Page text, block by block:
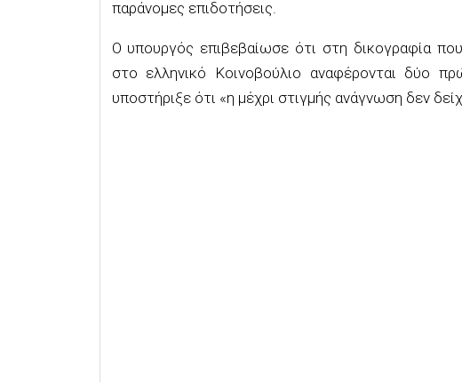
παράνομες επιδοτήσεις.
Ο υπουργός επιβεβαίωσε ότι στη δικογραφία
στο ελληνικό Κοινοβούλιο αναφέρονται δύο
υποστήριξε ότι «η μέχρι στιγμής ανάγνωση δεν